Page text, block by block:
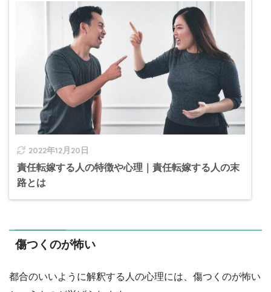
2022年12月20日
責任転嫁する人の特徴や心理｜責任転嫁する人の末
路とは
傷つくのが怖い
都合のいいように解釈する人の心理には、傷つくのが怖い